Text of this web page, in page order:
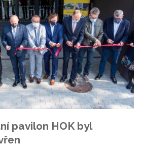
pavilon HOK byl